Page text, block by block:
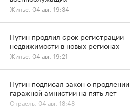
Жилье, 04 авг, 19:34
Путин продлил срок регистрации
недвижимости в новых регионах
Жилье, 04 авг, 19:21
Путин подписал закон о продлении
гаражной амнистии на пять лет
Отрасль, 04 авг, 18:48